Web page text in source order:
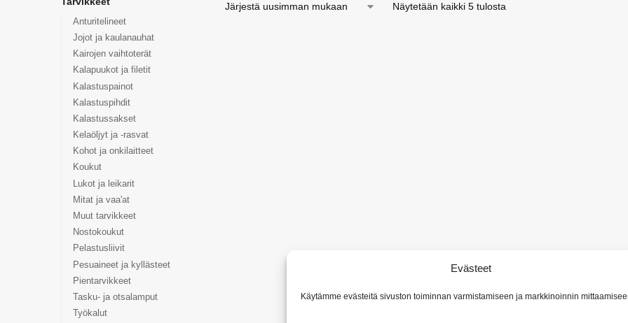
Evästeet
Käytämme evästeitä sivuston toiminnan varmistamiseen ja markkinoinnin
Näytetään kaikki 5 tulosta
Anturitelineet
Jojot ja kaulanauhat
Kairojen vaihtoterät
Kalapuukot ja filetit
Kalastuspainot
Kalastuspihdit
Kalastussakset
Kelaöljyt ja -rasvat
Kohot ja onkilaitteet
Koukut
Lukot ja leikarit
Mitat ja vaa'at
Muut tarvikkeet
Nostokoukut
Pelastusliivit
Pesuaineet ja kyllästeet
Pientarvikkeet
Tasku- ja otsalamput
Työkalut